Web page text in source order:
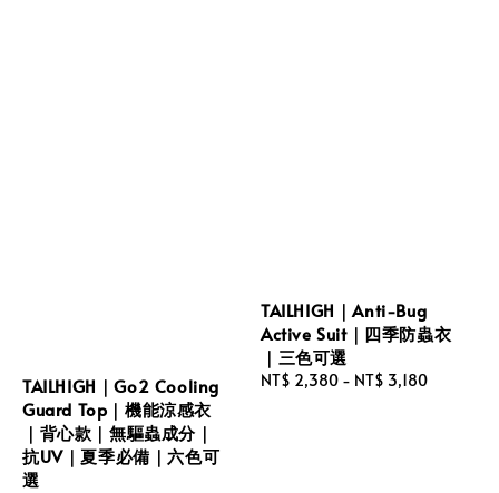
TAILHIGH｜Go2 Cooling
Guard Top｜機能涼感衣
｜背心款｜無驅蟲成分｜
抗UV｜夏季必備｜六色可
選
TAILHIGH｜Anti-Bug
Active Suit｜四季防蟲衣
｜三色可選
Regular
NT$ 2,380 - NT$ 3,180